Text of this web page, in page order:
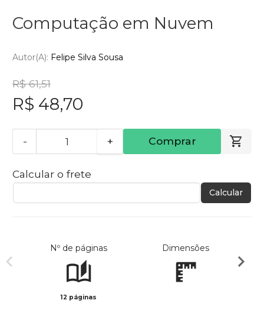
Computação em Nuvem
Autor(a): Felipe Silva Sousa
R$ 61,51
R$ 48,70
- + Comprar
Calcular o frete
Calcular
Nº de páginas
12 páginas
Dimensões